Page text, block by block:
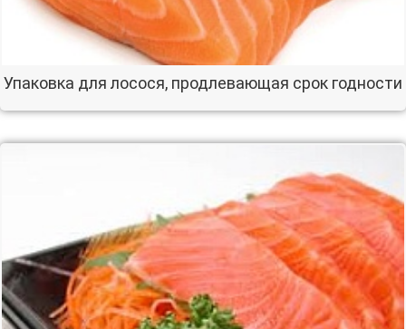
Упаковка для лосося, продлевающая срок годности